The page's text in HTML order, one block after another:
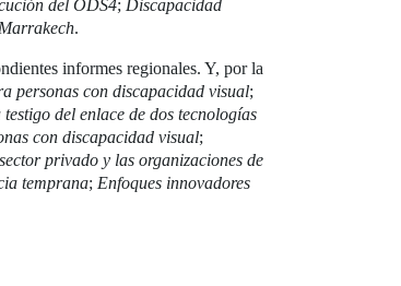
del ODS4; Discapacidad
.
informes regionales. Y, por la
personas con discapacidad visual;
testigo del enlace de dos tecnologías
con discapacidad visual;
privado y las organizaciones de
temprana; Enfoques innovadores